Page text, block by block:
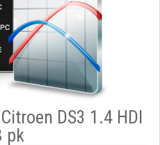
DS3 1.4 HDI
pk